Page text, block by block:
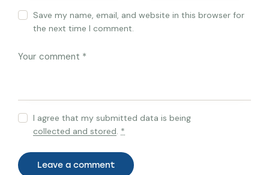
Save my name, email, and website in this browser for
the next time I comment.
I agree that my submitted data is being
collected and stored *